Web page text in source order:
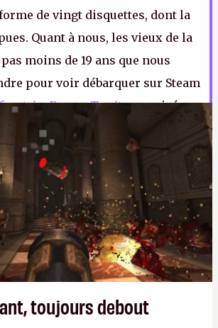
de vingt disquettes, dont la
Quant à nous, les vieux de la
moins de 19 ans que nous
pour voir débarquer sur Steam
Enemy Territory, arrivé
toujours debout